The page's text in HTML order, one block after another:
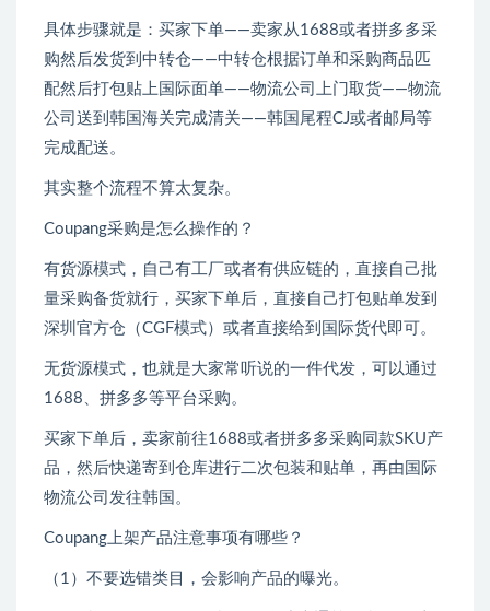
具体步骤就是：买家下单——卖家从1688或者拼多多采
购然后发货到中转仓——中转仓根据订单和采购商品匹
配然后打包贴上国际面单——物流公司上门取货——物流
公司送到韩国海关完成清关——韩国尾程CJ或者邮局等
完成配送。
其实整个流程不算太复杂。
Coupang采购是怎么操作的？
有货源模式，自己有工厂或者有供应链的，直接自己批
量采购备货就行，买家下单后，直接自己打包贴单发到
深圳官方仓（CGF模式）或者直接给到国际货代即可。
无货源模式，也就是大家常听说的一件代发，可以通过
1688、拼多多等平台采购。
买家下单后，卖家前往1688或者拼多多采购同款SKU产
品，然后快递寄到仓库进行二次包装和贴单，再由国际
物流公司发往韩国。
Coupang上架产品注意事项有哪些？
（1）不要选错类目，会影响产品的曝光。